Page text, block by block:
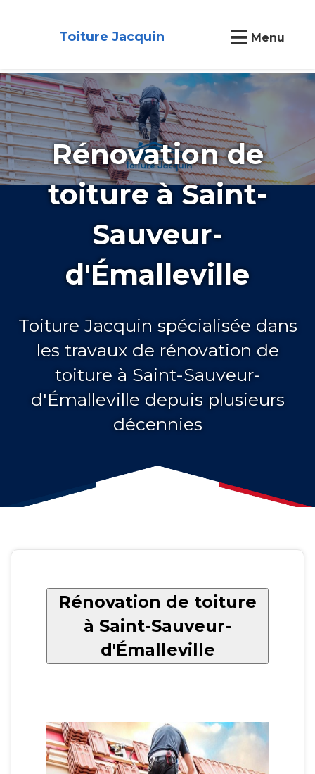
Toiture Jacquin Menu
Rénovation de
toiture à Saint-
Sauveur-
d'Émalleville
Toiture Jacquin spécialisée dans
les travaux de rénovation de
toiture à Saint-Sauveur-
d'Émalleville depuis plusieurs
décennies
Rénovation de toiture
à Saint-Sauveur-
d'Émalleville